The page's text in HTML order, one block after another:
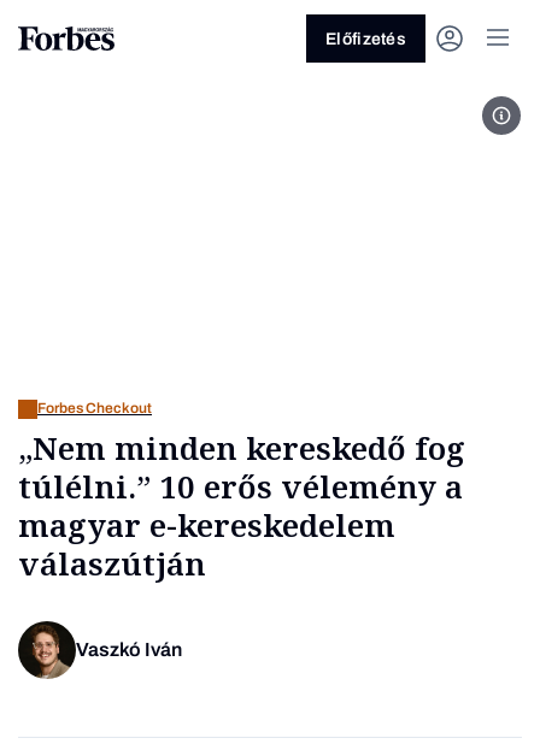
Üzlet
Előfizetés
Forbes Checkout
„Nem minden kereskedő fog
túlélni.” 10 erős vélemény a
magyar e-kereskedelem
válaszútján
Vaszkó Iván